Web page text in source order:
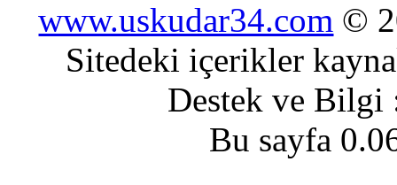
www.uskudar34.com ©
Sitedeki içerikler
Destek ve
Bu sayfa